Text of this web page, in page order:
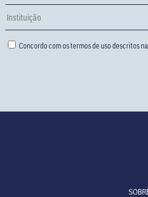
Concordo com os termos de uso descritos na